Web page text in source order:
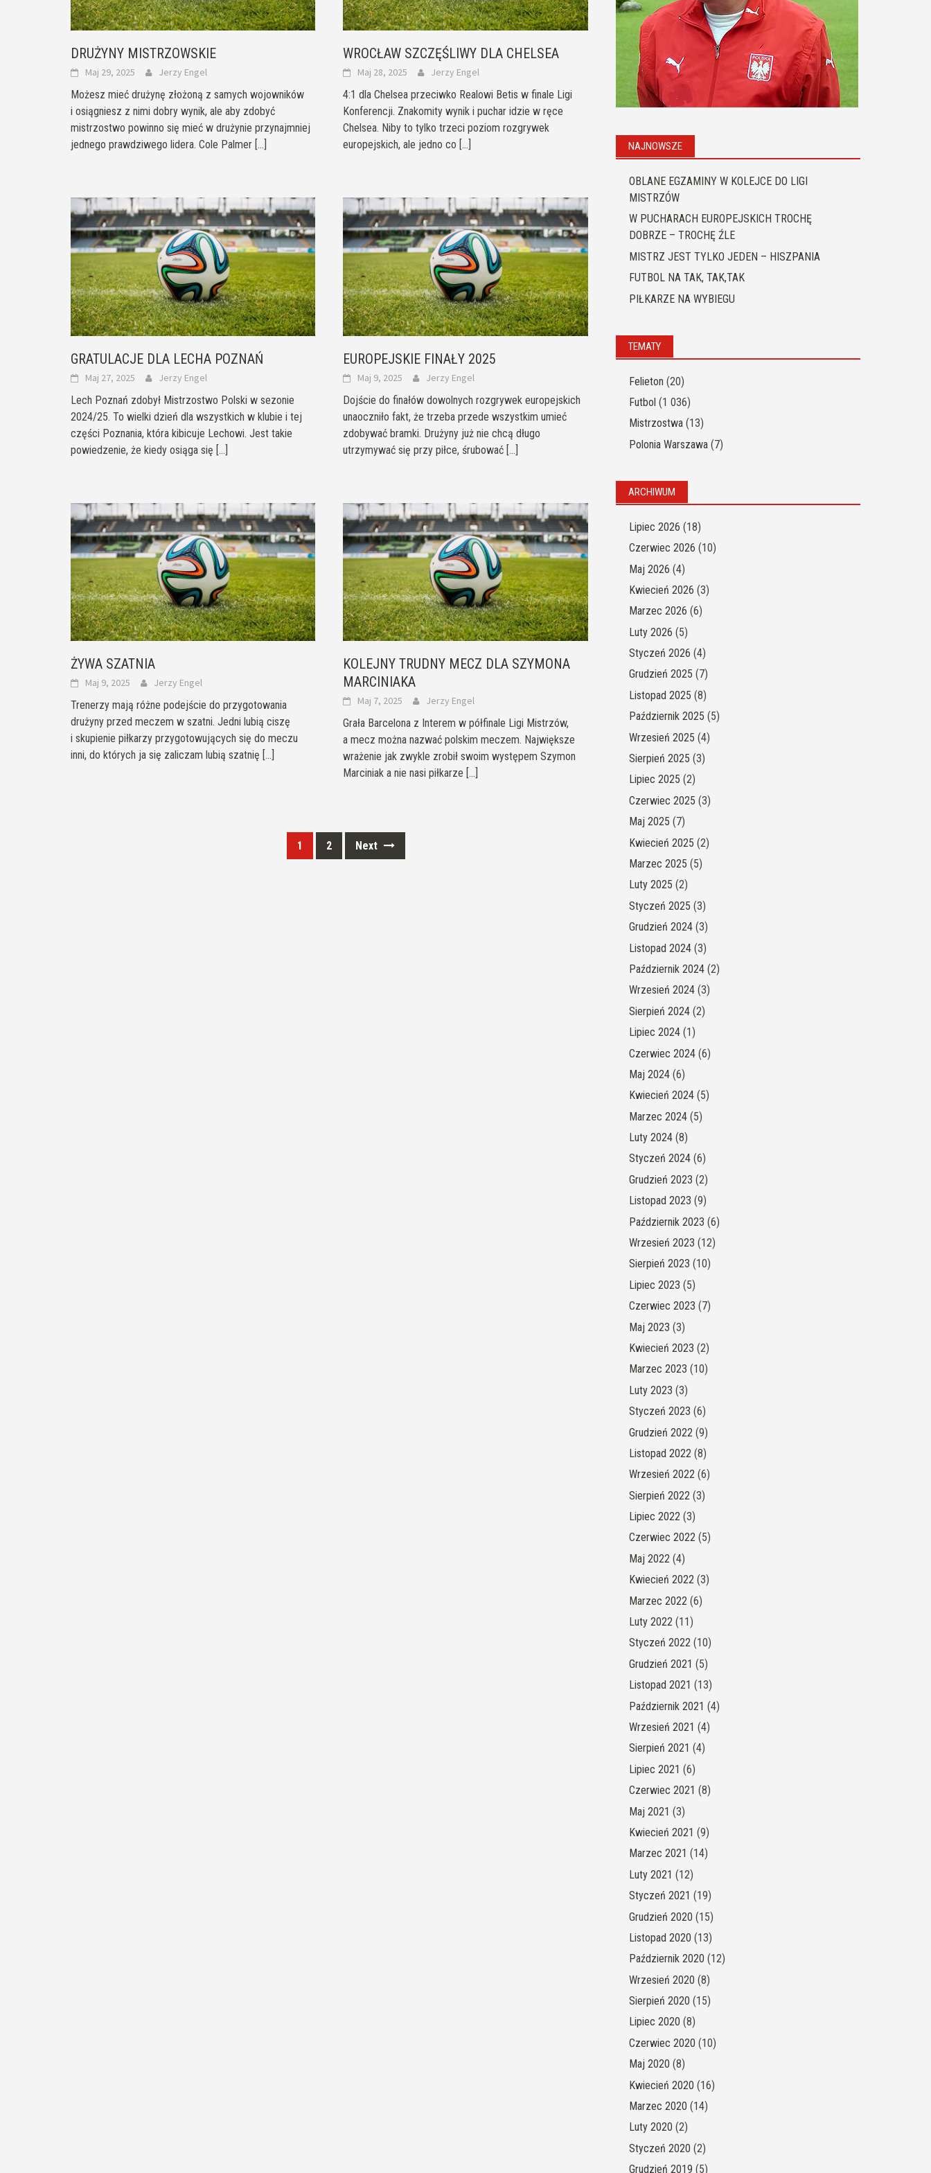
DRUŻYNY MISTRZOWSKIE
Maj 29, 2025 Jerzy Engel
Możesz mieć drużynę złożoną z samych wojowników
i osiągniesz z nimi dobry wynik, ale aby zdobyć
mistrzostwo powinno się mieć w drużynie przynajmniej
jednego prawdziwego lidera. Cole Palmer [...]
WROCŁAW SZCZĘŚLIWY DLA CHELSEA
Maj 28, 2025 Jerzy Engel
4:1 dla Chelsea przeciwko Realowi Betis w finale Ligi
Konferencji. Znakomity wynik i puchar idzie w ręce
Chelsea. Niby to tylko trzeci poziom rozgrywek
europejskich, ale jedno co [...]
GRATULACJE DLA LECHA POZNAŃ
Maj 27, 2025 Jerzy Engel
Lech Poznań zdobył Mistrzostwo Polski w sezonie
2024/25. To wielki dzień dla wszystkich w klubie i tej
części Poznania, która kibicuje Lechowi. Jest takie
powiedzenie, że kiedy osiąga się [...]
EUROPEJSKIE FINAŁY 2025
Maj 9, 2025 Jerzy Engel
Dojście do finałów dowolnych rozgrywek europejskich
unaoczniło fakt, że trzeba przede wszystkim umieć
zdobywać bramki. Drużyny już nie chcą długo
utrzymywać się przy piłce, śrubować [...]
ŻYWA SZATNIA
Maj 9, 2025 Jerzy Engel
Trenerzy mają różne podejście do przygotowania
drużyny przed meczem w szatni. Jedni lubią ciszę
i skupienie piłkarzy przygotowujących się do meczu
inni, do których ja się zaliczam lubią szatnię [...]
KOLEJNY TRUDNY MECZ DLA SZYMONA
MARCINIAKA
Maj 7, 2025 Jerzy Engel
Grała Barcelona z Interem w półfinale Ligi Mistrzów,
a mecz można nazwać polskim meczem. Największe
wrażenie jak zwykle zrobił swoim występem Szymon
Marciniak a nie nasi piłkarze [...]
1 2 Next
NAJNOWSZE
OBLANE EGZAMINY W KOLEJCE DO LIGI
MISTRZÓW
W PUCHARACH EUROPEJSKICH TROCHĘ
DOBRZE – TROCHĘ ŹLE
MISTRZ JEST TYLKO JEDEN – HISZPANIA
FUTBOL NA TAK, TAK,TAK
PIŁKARZE NA WYBIEGU
TEMATY
Felieton (20)
Futbol (1 036)
Mistrzostwa(13)
Polonia Warszawa(7)
ARCHIWUM
Lipiec 2026 (18)
Czerwiec 2026 (10)
Maj 2026 (4)
Kwiecień 2026 (3)
Marzec 2026 (6)
Luty 2026 (5)
Styczeń 2026 (4)
Grudzień 2025 (7)
Listopad 2025 (8)
Październik 2025 (5)
Wrzesień 2025 (4)
Sierpień 2025 (3)
Lipiec 2025 (2)
Czerwiec 2025 (3)
Maj 2025 (7)
Kwiecień 2025 (2)
Marzec 2025 (5)
Luty 2025 (2)
Styczeń 2025 (3)
Grudzień 2024(3)
Listopad 2024(3)
Październik 2024(2)
Wrzesień 2024(3)
Sierpień 2024(2)
Lipiec 2024(1)
Czerwiec 2024(6)
Maj 2024(6)
Kwiecień 2024(5)
Marzec 2024(5)
Luty 2024(8)
Styczeń 2024(6)
Grudzień 2023 (2)
Listopad 2023 (9)
Październik 2023 (6)
Wrzesień 2023 (12)
Sierpień 2023 (10)
Lipiec 2023 (5)
Czerwiec 2023 (7)
Maj 2023 (3)
Kwiecień 2023 (2)
Marzec 2023 (10)
Luty 2023 (3)
Styczeń 2023 (6)
Grudzień 2022 (9)
Listopad 2022 (8)
Wrzesień 2022 (6)
Sierpień 2022 (3)
Lipiec 2022 (3)
Czerwiec 2022 (5)
Maj 2022 (4)
Kwiecień 2022 (3)
Marzec 2022 (6)
Luty 2022 (11)
Styczeń 2022 (10)
Grudzień 2021 (5)
Listopad 2021 (13)
Październik 2021 (4)
Wrzesień 2021 (4)
Sierpień 2021 (4)
Lipiec 2021 (6)
Czerwiec 2021 (8)
Maj 2021 (3)
Kwiecień 2021 (9)
Marzec 2021 (14)
Luty 2021 (12)
Styczeń 2021 (19)
Grudzień 2020 (15)
Listopad 2020 (13)
Październik 2020 (12)
Wrzesień 2020 (8)
Sierpień 2020 (15)
Lipiec 2020 (8)
Czerwiec 2020 (10)
Maj 2020 (8)
Kwiecień 2020 (16)
Marzec 2020 (14)
Luty 2020 (2)
Styczeń 2020 (2)
Grudzień 2019 (5)